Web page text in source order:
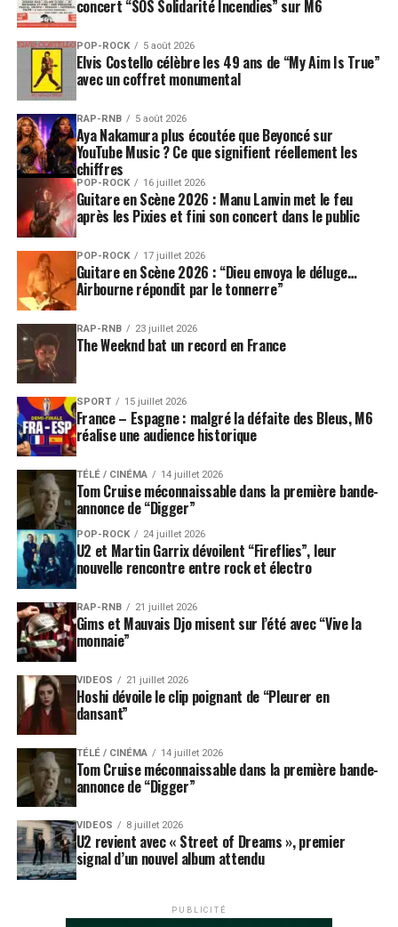
concert “SOS Solidarité Incendies” sur M6
POP-ROCK 5 août 2026
Elvis Costello célèbre les 49 ans de “My Aim Is True”
avec un coffret monumental
RAP-RNB 5 août 2026
Aya Nakamura plus écoutée que Beyoncé sur
YouTube Music ? Ce que signifient réellement les
chiffres
POP-ROCK 16 juillet 2026
Guitare en Scène 2026 : Manu Lanvin met le feu
après les Pixies et fini son concert dans le public
POP-ROCK 17 juillet 2026
Guitare en Scène 2026 : “Dieu envoya le déluge…
Airbourne répondit par le tonnerre”
RAP-RNB 23 juillet 2026
The Weeknd bat un record en France
SPORT 15 juillet 2026
France – Espagne : malgré la défaite des Bleus, M6
réalise une audience historique
TÉLÉ / CINÉMA 14 juillet 2026
Tom Cruise méconnaissable dans la première bande-
annonce de “Digger”
POP-ROCK 24 juillet 2026
U2 et Martin Garrix dévoilent “Fireflies”, leur
nouvelle rencontre entre rock et électro
RAP-RNB 21 juillet 2026
Gims et Mauvais Djo misent sur l’été avec “Vive la
monnaie”
VIDEOS 21 juillet 2026
Hoshi dévoile le clip poignant de “Pleurer en
dansant”
TÉLÉ / CINÉMA 14 juillet 2026
Tom Cruise méconnaissable dans la première bande-
annonce de “Digger”
VIDEOS 8 juillet 2026
U2 revient avec « Street of Dreams », premier
signal d’un nouvel album attendu
PUBLICITÉ